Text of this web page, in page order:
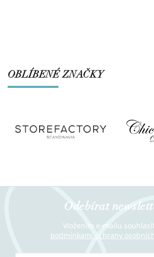
OBLÍBENÉ ZNAČKY
Odebírat
Vložením e-mailu
podmínkami ochrany